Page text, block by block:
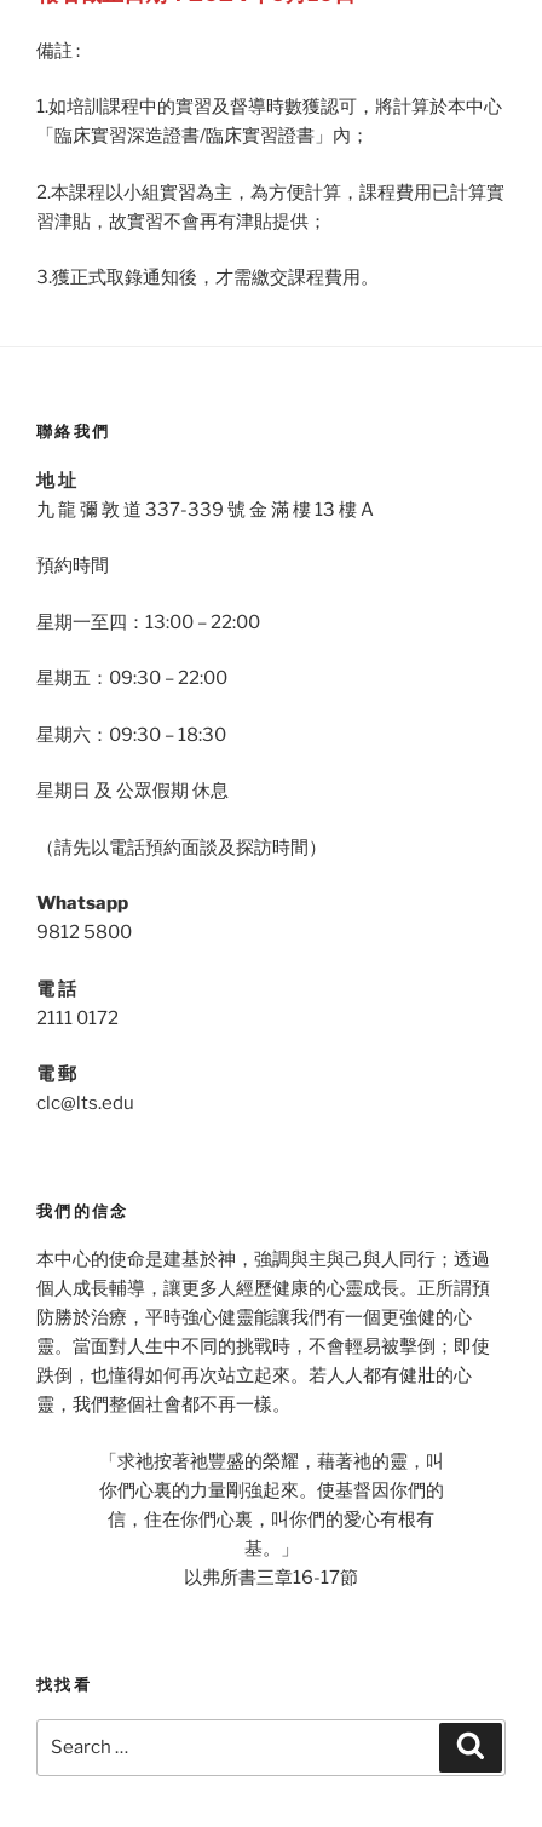
備註 :
1.如培訓課程中的實習及督導時數獲認可，將計算於本中心
「臨床實習深造證書/臨床實習證書」內；
2.本課程以小組實習為主，為方便計算，課程費用已計算實
習津貼，故實習不會再有津貼提供；
3.獲正式取錄通知後，才需繳交課程費用。
聯絡我們
地 址
九 龍 彌 敦 道 337-339 號 金 滿 樓 13 樓 A
預約時間
星期一至四：13:00 – 22:00
星期五：09:30 – 22:00
星期六：09:30 – 18:30
星期日 及 公眾假期 休息
（請先以電話預約面談及探訪時間）
Whatsapp
9812 5800
電 話
2111 0172
電 郵
clc@lts.edu
我們的信念
本中心的使命是建基於神，強調與主與己與人同行；透過
個人成長輔導，讓更多人經歷健康的心靈成長。正所謂預
防勝於治療，平時強心健靈能讓我們有一個更強健的心
靈。當面對人生中不同的挑戰時，不會輕易被擊倒；即使
跌倒，也懂得如何再次站立起來。若人人都有健壯的心
靈，我們整個社會都不再一樣。
「求祂按著祂豐盛的榮耀，藉著祂的靈，叫
你們心裏的力量剛強起來。使基督因你們的
信，住在你們心裏，叫你們的愛心有根有
基。」
以弗所書三章16-17節
找找看